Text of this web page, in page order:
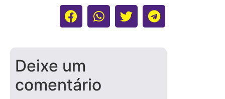
Deixe um
comentário